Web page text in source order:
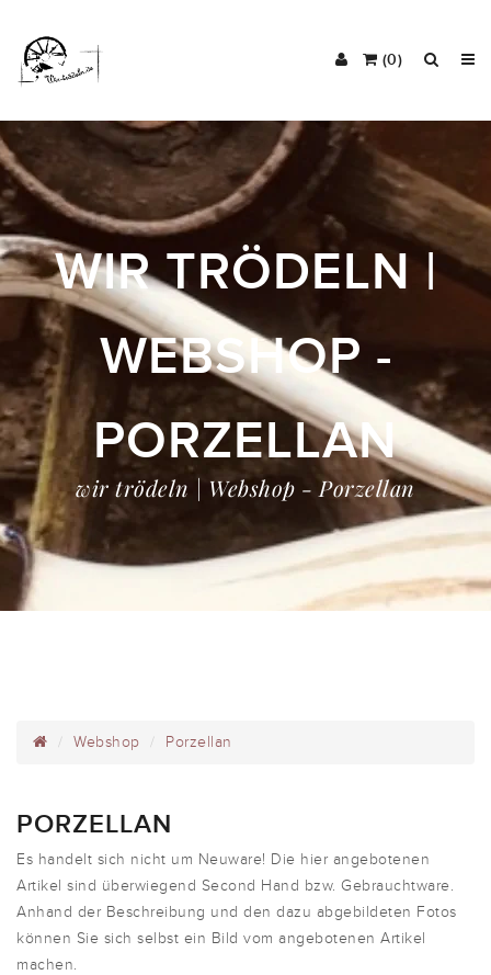
(0)
WIR TRÖDELN |
WEBSHOP -
PORZELLAN
wir trödeln | Webshop - Porzellan
Webshop Porzellan
PORZELLAN
Es handelt sich nicht um Neuware! Die hier angebotenen
Artikel sind überwiegend Second Hand bzw. Gebrauchtware.
Anhand der Beschreibung und den dazu abgebildeten Fotos
können Sie sich selbst ein Bild vom angebotenen Artikel
machen.